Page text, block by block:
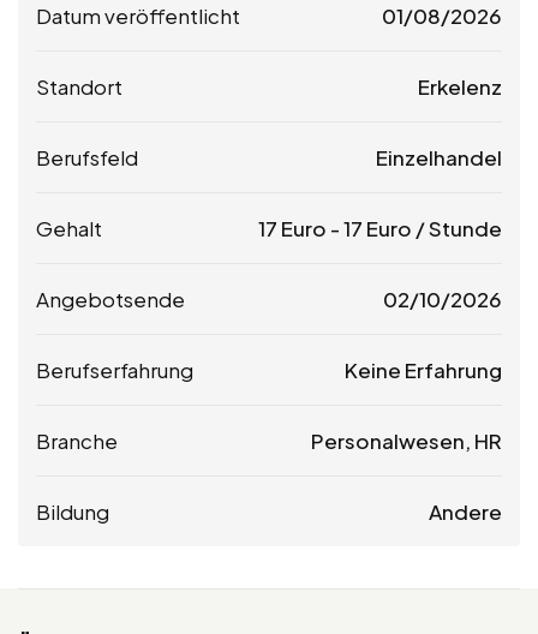
Datum veröffentlicht 01/08/2026
Standort Erkelenz
Berufsfeld Einzelhandel
Gehalt 17 Euro -17 Euro / Stunde
Angebotsende 02/10/2026
Berufserfahrung Keine Erfahrung
Branche Personalwesen, HR
Bildung Andere